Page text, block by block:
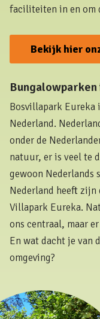
faciliteiten in en om
Bekijk hier
Bosvillapark Eureka
Nederland.
onder de
natuur, er is veel te
gewoon Nederlands
Nederland heeft zijn
Villapark Eureka.
ons centraal, maar
En wat dacht je van
omgeving?